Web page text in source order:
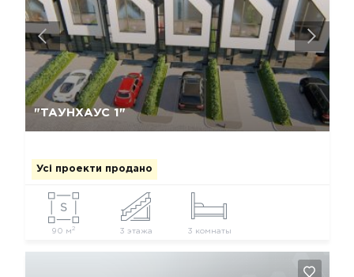
"ТАУНХАУС 1"
Усі проекти продано
90 м 2 3 этажа 3 комнаты
Так, видалити Відміна